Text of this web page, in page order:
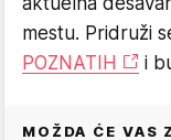
mestu. Pridruži
POZNATIH
i
MOŽDA ĆE VAS